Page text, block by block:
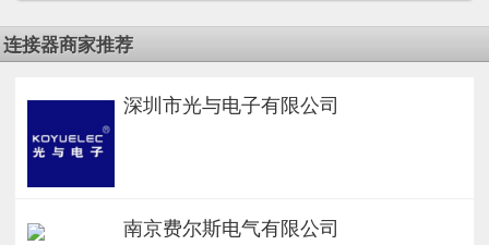
连接器商家推荐
深圳市光与电子有限公司
南京费尔斯电气有限公司